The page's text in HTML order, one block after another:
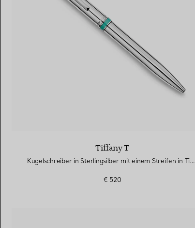
Tiffany T
Kugelschreiber in Sterlingsilber mit einem Streifen in Tiffany Blue®
€ 520